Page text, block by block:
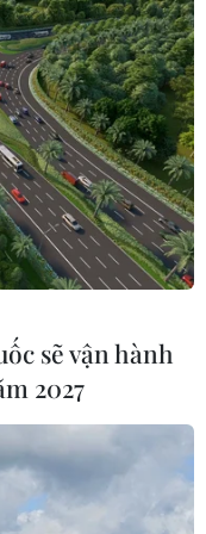
Vietnam+)
sẽ vận hành
2027